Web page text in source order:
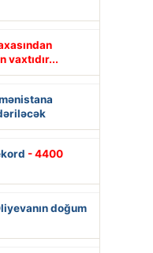
vaxtıdır...
- 4400
doğum